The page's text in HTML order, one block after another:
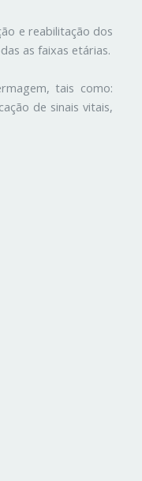
e reabilitação dos
as faixas etárias.
tais como:
de sinais vitais,